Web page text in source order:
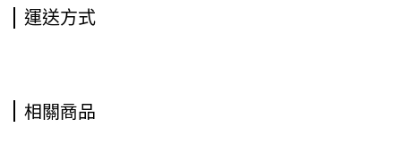
運送方式
相關商品